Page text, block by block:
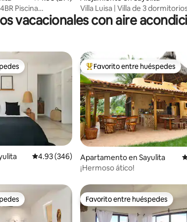
Piscina
Cerca de la Playa
Villa Luisa | Villa de 3
la playa con piscina
vacacionales con aire
reseñasCalificación promedio: 4.93 de 5, 346 reseñas
4.93 (346)
Favorito entre huéspedes
Favorito entre huéspedes
Apartamento en Sayulita
¡Hermoso ático!
Favorito entre huéspedes
Favorito entre huéspedes